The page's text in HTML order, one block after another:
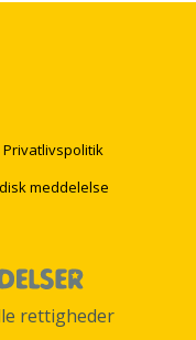
Privatlivspolitik
meddelelse
rettigheder